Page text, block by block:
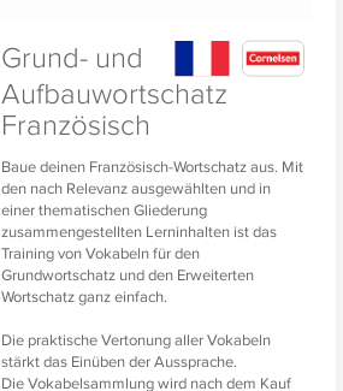
Grund- und
Aufbauwortschatz
Französisch
Baue deinen Französisch-Wortschatz aus. Mit
den nach Relevanz ausgewählten und in
einer thematischen Gliederung
zusammengestellten Lerninhalten ist das
Training von Vokabeln für den
Grundwortschatz und den Erweiterten
Wortschatz ganz einfach.
Die praktische Vertonung aller Vokabeln
stärkt das Einüben der Aussprache.
Die Vokabelsammlung wird nach dem Kauf